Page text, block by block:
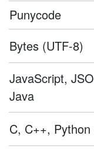
Punycode
Bytes (UTF-8)
JavaScript,
Java
C, C++, Python